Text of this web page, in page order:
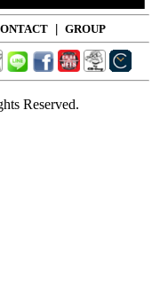
| GROUP
Reserved.